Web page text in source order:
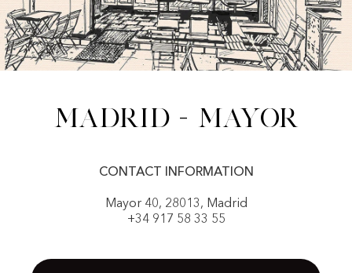
Madrid - Mayor
CONTACT INFORMATION
Mayor 40, 28013, Madrid
+34 917 58 33 55